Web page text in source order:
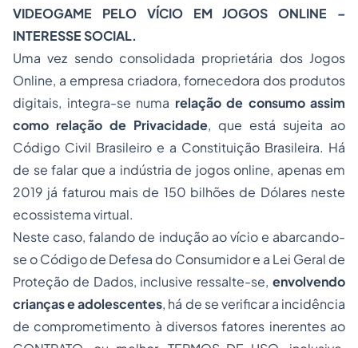
VIDEOGAME PELO VÍCIO EM JOGOS ONLINE –
INTERESSE SOCIAL.
Uma vez sendo consolidada proprietária dos Jogos
Online, a empresa criadora, fornecedora dos produtos
digitais, integra-se numa relação de consumo assim
como relação de Privacidade, que está sujeita ao
Código Civil Brasileiro e a Constituição Brasileira. Há
de se falar que a indústria de jogos online, apenas em
2019 já faturou mais de 150 bilhões de Dólares neste
ecossistema virtual.
Neste caso, falando de indução ao vício e abarcando-
se o Código de Defesa do Consumidor e a Lei Geral de
Proteção de Dados, inclusive ressalte-se, envolvendo
crianças e adolescentes, há de se verificar a incidência
de comprometimento à diversos fatores inerentes ao